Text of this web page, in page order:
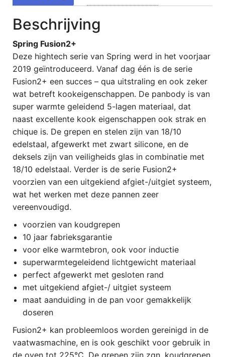
Beschrijving
Spring Fusion2+
Deze hightech serie van Spring werd in het voorjaar
2019 geïntroduceerd. Vanaf dag één is de serie
Fusion2+ een succes – qua uitstraling en ook zeker
wat betreft kookeigenschappen. De panbody is van
super warmte geleidend 5-lagen materiaal, dat
naast excellente kook eigenschappen ook strak en
chique is. De grepen en stelen zijn van 18/10
edelstaal, afgewerkt met zwart silicone, en de
deksels zijn van veiligheids glas in combinatie met
18/10 edelstaal. Verder is de serie Fusion2+
voorzien van een uitgekiend afgiet-/uitgiet systeem,
wat het werken met deze pannen zeer
vereenvoudigd.
voorzien van koudgrepen
10 jaar fabrieksgarantie
voor elke warmtebron, ook voor inductie
superwarmtegeleidend lichtgewicht materiaal
perfect afgewerkt met gesloten rand
met uitgekiend afgiet-/ uitgiet systeem
maat aanduiding in de pan voor gemakkelijk
doseren
Fusion2+ kan probleemloos worden gereinigd in de
vaatwasmachine, en is ook geschikt voor gebruik in
de oven tot 225°C. De grepen zijn zgn. koudgrepen,